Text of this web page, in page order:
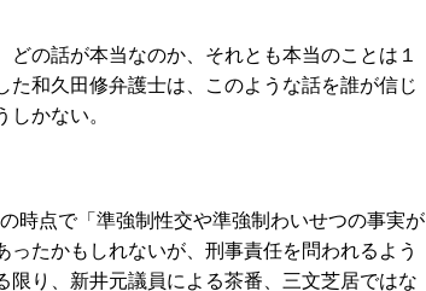
の話が本当なのか、それとも本当のことは１
和久田修弁護士は、このような話を誰が信じ
かない。
時点で「準強制性交や準強制わいせつの事実が
たかもしれないが、刑事責任を問われるよう
り、新井元議員による茶番、三文芝居ではな